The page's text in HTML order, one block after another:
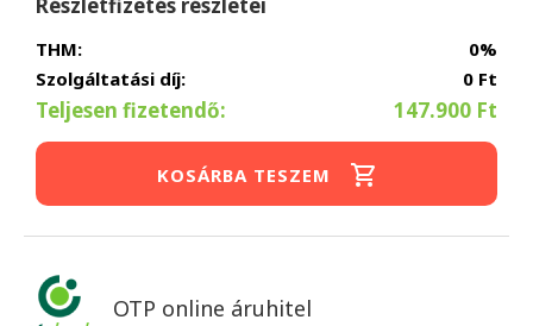
THM:
0%
Szolgáltatási díj:
0 Ft
Teljesen fizetendő: 147.900 Ft
KOSÁRBA TESZEM
OTP online áruhitel